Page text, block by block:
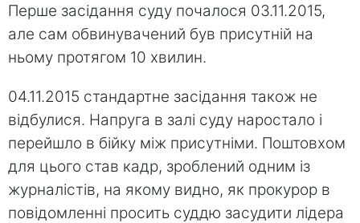
Перше засідання суду почалося 03.11.2015,
але сам обвинувачений був присутній на
ньому протягом 10 хвилин.
04.11.2015 стандартне засідання також не
відбулися. Напруга в залі суду наростало і
перейшло в бійку між присутніми. Поштовхом
для цього став кадр, зроблений одним із
журналістів, на якому видно, як прокурор в
повідомленні просить суддю засудити лідера